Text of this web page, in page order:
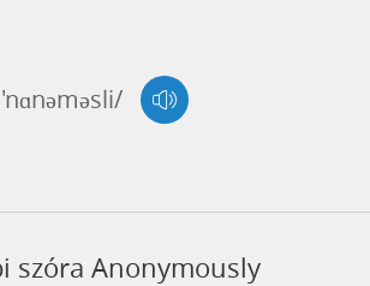
szóra Anonymously